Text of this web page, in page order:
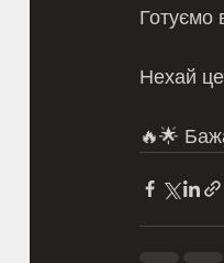
Готуємо
Нехай
🔥🌟